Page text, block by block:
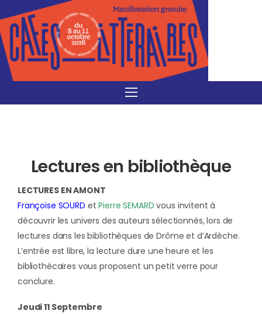
Lectures en bibliothèque
LECTURES EN AMONT
Françoise SOURD etPierre SEMARD vous invitent à
découvrir les univers des auteurs sélectionnés, lors de
lectures dans les bibliothèques de Drôme et d’Ardèche.
L’entrée est libre, la lecture dure une heure et les
bibliothécaires vous proposent un petit verre pour
conclure.
Jeudi 11 Septembre